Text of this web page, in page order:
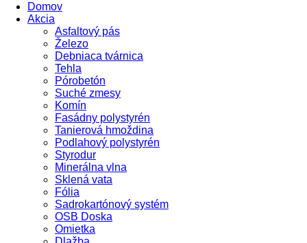
Domov
Akcia
Asfaltový pás
Železo
Debniaca tvárnica
Tehla
Pórobetón
Suché zmesy
Komín
Fasádny polystyrén
Tanierová hmoždina
Podlahový polystyrén
Styrodur
Minerálna vlna
Sklená vata
Fólia
Sadrokartónový systém
OSB Doska
Omietka